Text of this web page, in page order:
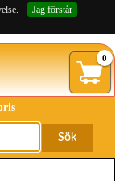
Jag förstår
0
Sök